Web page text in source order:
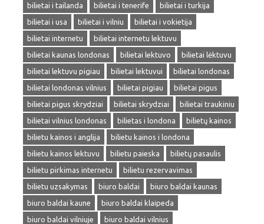
bilietai i tailanda
bilietai i tenerife
bilietai i turkija
bilietai i usa
bilietai i vilniu
bilietai i vokietija
bilietai internetu
bilietai internetu lektuvu
bilietai kaunas londonas
bilietai lektuvo
bilietai lėktuvu
bilietai lektuvu pigiau
bilietai lektuvui
bilietai londonas
bilietai londonas vilnius
bilietai pigiau
bilietai pigus
bilietai pigus skrydziai
bilietai skrydziai
bilietai traukiniu
bilietai vilnius londonas
bilietas i londona
bilietų kainos
bilietu kainos i anglija
bilietu kainos i londona
bilietu kainos lektuvu
bilietu paieska
bilietų pasaulis
bilietu pirkimas internetu
bilietu rezervavimas
bilietu uzsakymas
biuro baldai
biuro baldai kaunas
biuro baldai kaune
biuro baldai klaipeda
biuro baldai vilniuje
biuro baldai vilnius